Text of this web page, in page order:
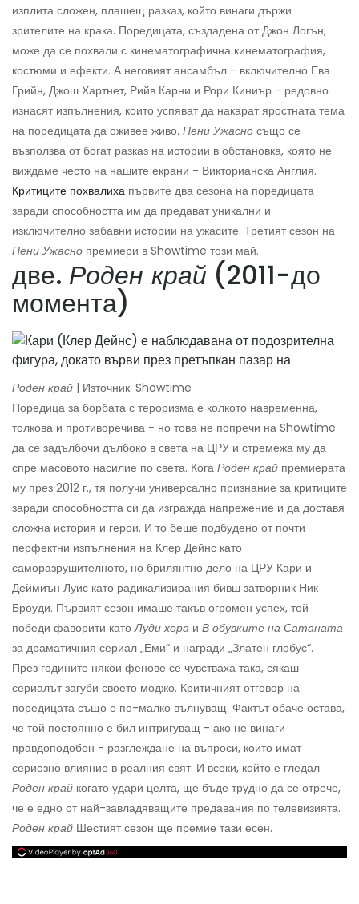
изплита сложен, плашещ разказ, който винаги държи
зрителите на крака. Поредицата, създадена от Джон Логън,
може да се похвали с кинематографична кинематография,
костюми и ефекти. А неговият ансамбъл - включително Ева
Грийн, Джош Хартнет, Рийв Карни и Рори Киниър - редовно
изнасят изпълнения, които успяват да накарат яростната тема
на поредицата да оживее живо. Пени Ужасно също се
възползва от богат разказ на истории в обстановка, която не
виждаме често на нашите екрани - Викторианска Англия.
Критиците похвалиха първите два сезона на поредицата
заради способността им да предават уникални и
изключително забавни истории на ужасите. Третият сезон на
Пени Ужасно премиери в Showtime този май.
две. Роден край (2011-до
момента)
Роден край | Източник: Showtime
Поредица за борбата с тероризма е колкото навременна,
толкова и противоречива - но това не попречи на Showtime
да се задълбочи дълбоко в света на ЦРУ и стремежа му да
спре масовото насилие по света. Кога Роден край премиерата
му през 2012 г., тя получи универсално признание за критиците
заради способността си да изгражда напрежение и да доставя
сложна история и герои. И то беше подбудено от почти
перфектни изпълнения на Клер Дейнс като
саморазрушителното, но брилянтно дело на ЦРУ Кари и
Деймиън Луис като радикализирания бивш затворник Ник
Броуди. Първият сезон имаше такъв огромен успех, той
победи фаворити катоЛуди хора и В обувките на Сатаната
за драматичния сериал „Еми“ и награди „Златен глобус“.
През годините някои фенове се чувстваха така, сякаш
сериалът загуби своето моджо. Критичният отговор на
поредицата също е по-малко вълнуващ. Фактът обаче остава,
че той постоянно е бил интригуващ - ако не винаги
правдоподобен - разглеждане на въпроси, които имат
сериозно влияние в реалния свят. И всеки, който е гледал
Роден край когато удари целта, ще бъде трудно да се отрече,
че е едно от най-завладяващите предавания по телевизията.
Роден край Шестият сезон ще премие тази есен.